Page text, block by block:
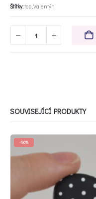
Štítky:top,Valentýn
SOUVISEJÍCÍ PRODUKTY
-50%